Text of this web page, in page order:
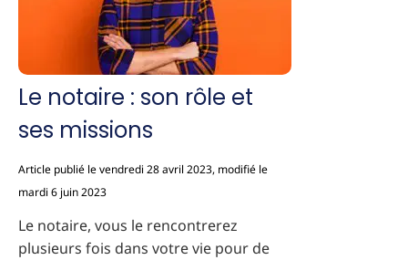
Le notaire : son rôle et
ses missions
Article publié le vendredi 28 avril 2023, modifié le
mardi 6 juin 2023
Le notaire, vous le rencontrerez
plusieurs fois dans votre vie pour de